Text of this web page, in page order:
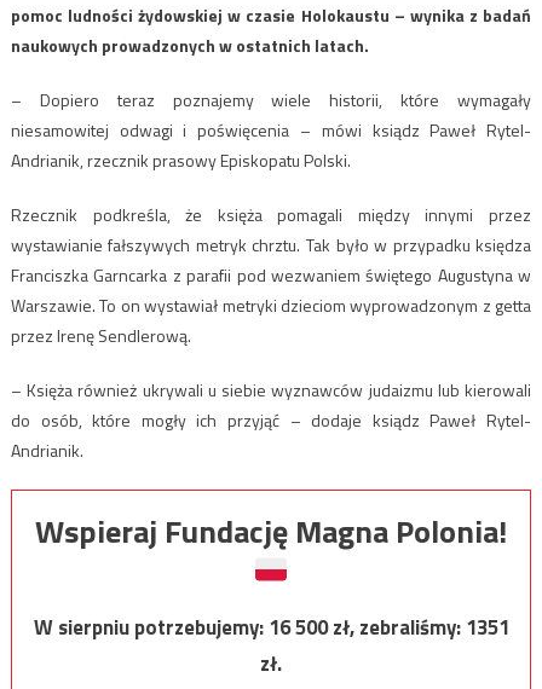
pomoc ludności żydowskiej w czasie Holokaustu – wynika z badań
naukowych prowadzonych w ostatnich latach.
– Dopiero teraz poznajemy wiele historii, które wymagały
niesamowitej odwagi i poświęcenia – mówi ksiądz Paweł Rytel-
Andrianik, rzecznik prasowy Episkopatu Polski.
Rzecznik podkreśla, że księża pomagali między innymi przez
wystawianie fałszywych metryk chrztu. Tak było w przypadku księdza
Franciszka Garncarka z parafii pod wezwaniem świętego Augustyna w
Warszawie. To on wystawiał metryki dzieciom wyprowadzonym z getta
przez Irenę Sendlerową.
– Księża również ukrywali u siebie wyznawców judaizmu lub kierowali
do osób, które mogły ich przyjąć – dodaje ksiądz Paweł Rytel-
Andrianik.
Wspieraj Fundację Magna Polonia!
W sierpniu potrzebujemy:16 500zł, zebraliśmy:1351
zł.